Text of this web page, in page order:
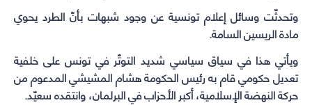
وتحدثّت وسائل إعلام تونسية عن وجود شبهات بأنّ الطرد يحوي
مادة الريسين السامة.
ويأتي هذا في سياق سياسي شديد التوتّر في تونس على خلفية
تعديل حكومي قام به رئيس الحكومة هشام المشيشي المدعوم من
حركة النهضة الإسلامية، أكبر الأحزاب في البرلمان، وانتقده سعيّد.